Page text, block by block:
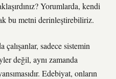
Yorumlarda, kendi
bu metni derinleştirebiliriz.
sadece sistemin
değil, aynı zamanda
Edebiyat, onların